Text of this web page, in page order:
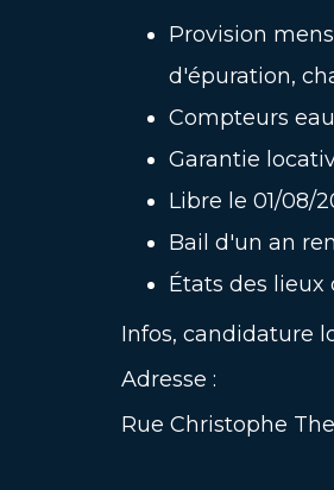
Provision
d'épuration,
Compteurs
Garantie
Libre le 01/08/
Bail d'un an
États des lieux
Infos, candidature
Adresse :
Rue Christophe